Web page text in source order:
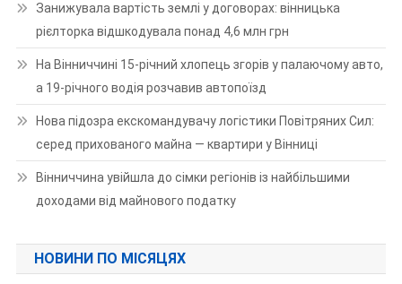
Занижувала вартість землі у договорах: вінницька
рієлторка відшкодувала понад 4,6 млн грн
На Вінниччині 15-річний хлопець згорів у палаючому авто,
а 19-річного водія розчавив автопоїзд
Нова підозра екскомандувачу логістики Повітряних Сил:
серед прихованого майна — квартири у Вінниці
Вінниччина увійшла до сімки регіонів із найбільшими
доходами від майнового податку
НОВИНИ ПО МІСЯЦЯХ